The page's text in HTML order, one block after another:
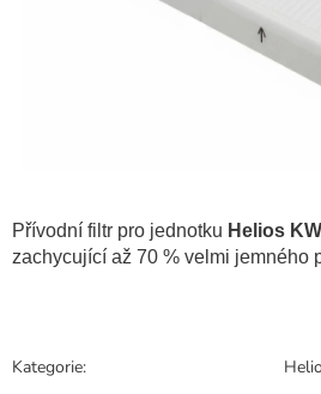
Přívodní filtr pro jednotku Helios
zachycující až 70 % velmi jemného
Kategorie: